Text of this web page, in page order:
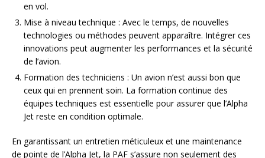
en vol.
Mise à niveau technique : Avec le temps, de nouvelles
technologies ou méthodes peuvent apparaître. Intégrer ces
innovations peut augmenter les performances et la sécurité
de l’avion.
Formation des techniciens : Un avion n’est aussi bon que
ceux qui en prennent soin. La formation continue des
équipes techniques est essentielle pour assurer que l’Alpha
Jet reste en condition optimale.
En garantissant un entretien méticuleux et une maintenance
de pointe de l’Alpha Jet, la PAF s’assure non seulement des